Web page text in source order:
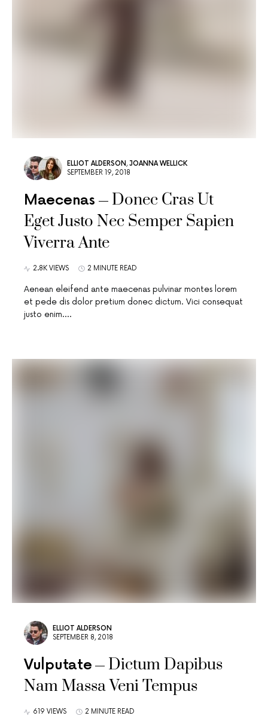
ELLIOT ALDERSON ,JOANNA WELLICK
SEPTEMBER 19, 2018
Maecenas
Donec Cras Ut
Eget Justo Nec Semper Sapien
Viverra Ante
2.8K VIEWS 2 MINUTE READ
Aenean eleifend ante maecenas pulvinar montes lorem
et pede dis dolor pretium donec dictum. Vici consequat
justo enim.…
ELLIOT ALDERSON
SEPTEMBER 8, 2018
Vulputate
Dictum Dapibus
Nam Massa Veni Tempus
619 VIEWS 2 MINUTE READ